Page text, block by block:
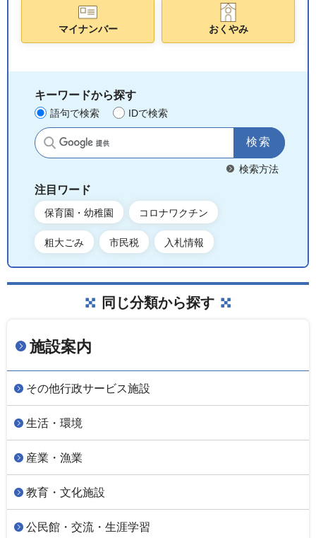
マイナンバー おくやみ
キーワードから探す
語句で検索 IDで検索
サイト内検索
検索方法
注目ワード
保育園・幼稚園 コロナワクチン
粗大ごみ 市民税 入札情報
同じ分類から探す
施設案内
その他行政サービス施設
生活・環境
産業・漁業
教育・文化施設
公民館・交流・生涯学習